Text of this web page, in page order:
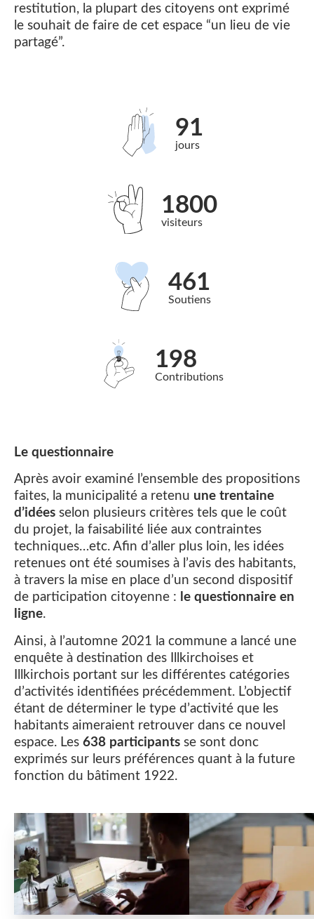
restitution, la plupart des citoyens ont exprimé
le souhait de faire de cet espace “un lieu de vie
partagé”.
91
jours
1800
visiteurs
461
Soutiens
198
Contributions
Le questionnaire
Après avoir examiné l’ensemble des propositions
faites, la municipalité a retenu une trentaine
d’idées selon plusieurs critères tels que le coût
du projet, la faisabilité liée aux contraintes
techniques…etc. Afin d’aller plus loin, les idées
retenues ont été soumises à l’avis des habitants,
à travers la mise en place d’un second dispositif
de participation citoyenne : le questionnaire en
ligne.
Ainsi, à l’automne 2021 la commune a lancé une
enquête à destination des Illkirchoises et
Illkirchois portant sur les différentes catégories
d’activités identifiées précédemment. L’objectif
étant de déterminer le type d’activité que les
habitants aimeraient retrouver dans ce nouvel
espace. Les 638 participants se sont donc
exprimés sur leurs préférences quant à la future
fonction du bâtiment 1922.